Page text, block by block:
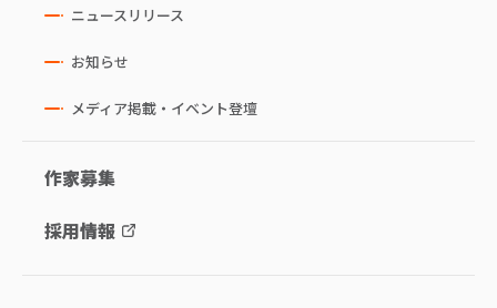
ニュースリリース
お知らせ
メディア掲載・イベント登壇
作家募集
採用情報